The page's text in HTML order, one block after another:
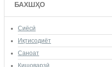
БАХШҲО
Сиёсӣ
Иқтисодиёт
Саноат
Кишоварзӣ